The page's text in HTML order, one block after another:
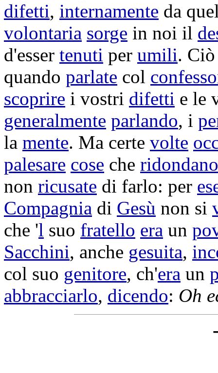
difetti, internamente da
volontaria sorge in noi il
d'esser tenuti per umili.
quando parlate col
scoprire i vostri difetti e le
generalmente parlando, i
la mente. Ma certe volte
palesare cose che ridondano
non ricusate di farlo: per
Compagnia di Gesù non si
che 'l suo fratello era un
Sacchini, anche gesuita,
col suo genitore, ch'era un
abbracciarlo, dicendo: Oh